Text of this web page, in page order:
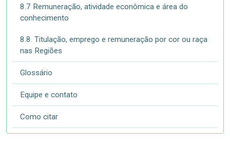
8.7 Remuneração, atividade econômica e área do
conhecimento
8.8. Titulação, emprego e remuneração por cor ou raça
nas Regiões
Glossário
Equipe e contato
Como citar